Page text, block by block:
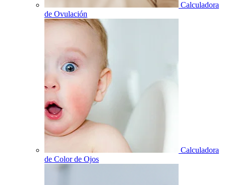
Calculadora
de Ovulación
Calculadora
de Color de Ojos